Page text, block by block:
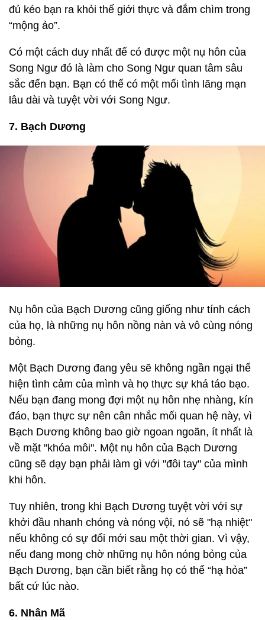
đủ kéo bạn ra khỏi thế giới thực và đắm chìm trong
“mộng ảo”.
Có một cách duy nhất để có được một nụ hôn của
Song Ngư đó là làm cho Song Ngư quan tâm sâu
sắc đến bạn. Bạn có thể có một mối tình lãng mạn
lâu dài và tuyệt vời với Song Ngư.
7. Bạch Dương
Nụ hôn của Bạch Dương cũng giống như tính cách
của họ, là những nụ hôn nồng nàn và vô cùng nóng
bỏng.
Một Bạch Dương đang yêu sẽ không ngần ngại thể
hiện tình cảm của mình và họ thực sự khá táo bạo.
Nếu bạn đang mong đợi một nụ hôn nhẹ nhàng, kín
đáo, bạn thực sự nên cân nhắc mối quan hệ này, vì
Bạch Dương không bao giờ ngoan ngoãn, ít nhất là
về mặt "khóa môi". Một nụ hôn của Bạch Dương
cũng sẽ dạy bạn phải làm gì với "đôi tay" của mình
khi hôn.
Tuy nhiên, trong khi Bạch Dương tuyệt vời với sự
khởi đầu nhanh chóng và nóng vội, nó sẽ "hạ nhiệt"
nếu không có sự đổi mới sau một thời gian. Vì vậy,
nếu đang mong chờ những nụ hôn nóng bỏng của
Bạch Dương, bạn cần biết rằng họ có thể “hạ hỏa”
bất cứ lúc nào.
6. Nhân Mã